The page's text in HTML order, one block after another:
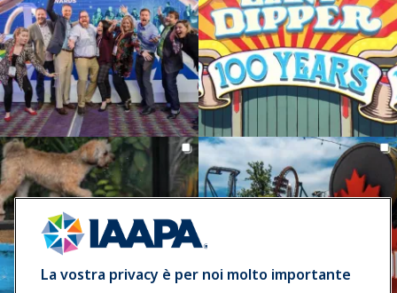
La vostra privacy è per noi molto importante